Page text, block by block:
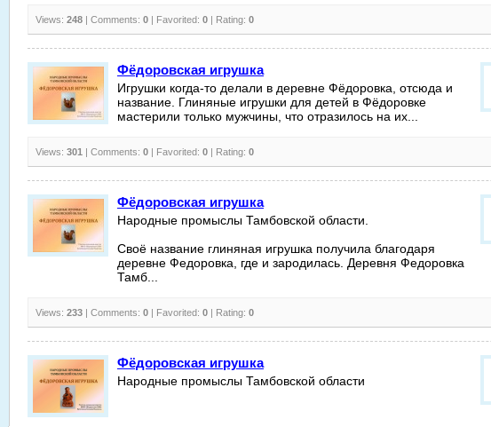
Views: 248 | Comments: 0 | Favorited: 0 | Rating: 0
Фёдоровская игрушка
Игрушки когда-то делали в деревне Фёдоровка, отсюда и
название. Глиняные игрушки для детей в Фёдоровке
мастерили только мужчины, что отразилось на их...
Views: 301 | Comments: 0 | Favorited: 0 | Rating: 0
Фёдоровская игрушка
Народные промыслы Тамбовской области.
Своё название глиняная игрушка получила благодаря
деревне Федоровка, где и зародилась. Деревня Федоровка
Тамб...
Views: 233 | Comments: 0 | Favorited: 0 | Rating: 0
Фёдоровская игрушка
Народные промыслы Тамбовской области